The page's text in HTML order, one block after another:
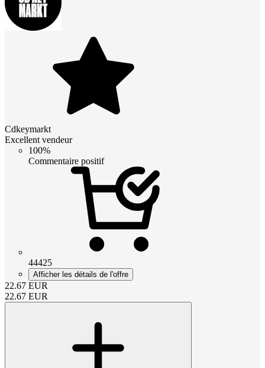
Cdkeymarkt
Excellent vendeur
100%
Commentaire positif
44425
Afficher les détails de l'offre
22.67 EUR
22.67 EUR